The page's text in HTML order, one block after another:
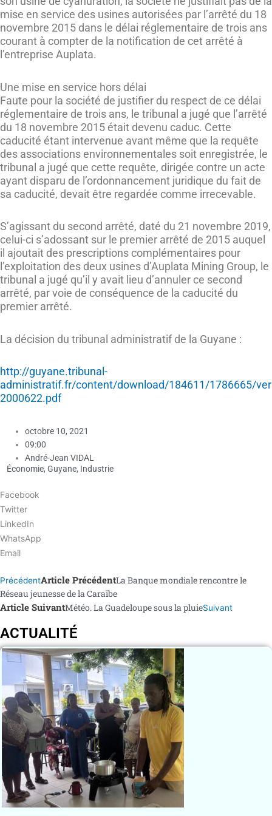
mise en service des usines autorisées par l’arrêté du 18
novembre 2015 dans le délai réglementaire de trois ans
courant à compter de la notification de cet arrêté à
l’entreprise Auplata.
Une mise en service hors délai
Faute pour la société de justifier du respect de ce délai
réglementaire de trois ans, le tribunal a jugé que l’arrêté
du 18 novembre 2015 était devenu caduc. Cette
caducité étant intervenue avant même que la requête
des associations environnementales soit enregistrée, le
tribunal a jugé que cette requête, dirigée contre un acte
ayant disparu de l’ordonnancement juridique du fait de
sa caducité, devait être regardée comme irrecevable.
S’agissant du second arrêté, daté du 21 novembre 2019,
celui-ci s’adossant sur le premier arrêté de 2015 auquel
il ajoutait des prescriptions complémentaires pour
l’exploitation des deux usines d’Auplata Mining Group, le
tribunal a jugé qu’il y avait lieu d’annuler ce second
arrêté, par voie de conséquence de la caducité du
premier arrêté.
La décision du tribunal administratif de la Guyane :
http://guyane.tribunal-
administratif.fr/content/download/184611/1786665/
2000622.pdf
octobre 10, 2021
09:00
André-Jean VIDAL
Économie, Guyane, Industrie
Facebook
Twitter
LinkedIn
WhatsApp
Email
PrécédentArticle PrécédentLa Banque mondiale rencontre le
Réseau jeunesse de la Caraïbe
Article SuivantMétéo. La Guadeloupe sous la pluieSuivant
ACTUALITÉ